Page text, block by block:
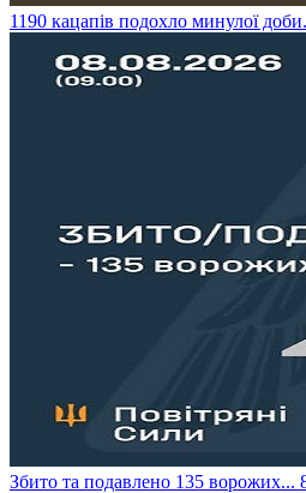
​1190 кацапів подохло минулої
​Збито та подавлено 135 ворожих...